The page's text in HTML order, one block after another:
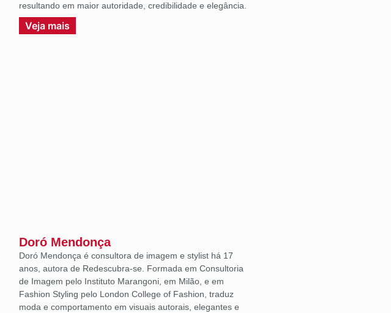
resultando em maior autoridade, credibilidade e elegância.
Veja mais
Doró Mendonça
Doró Mendonça é consultora de imagem e stylist há 17
anos, autora de Redescubra-se. Formada em Consultoria
de Imagem pelo Instituto Marangoni, em Milão, e em
Fashion Styling pelo London College of Fashion, traduz
moda e comportamento em visuais autorais, elegantes e